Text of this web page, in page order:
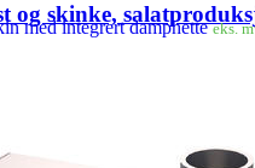
med integrert damphetteeks.
og skinke,